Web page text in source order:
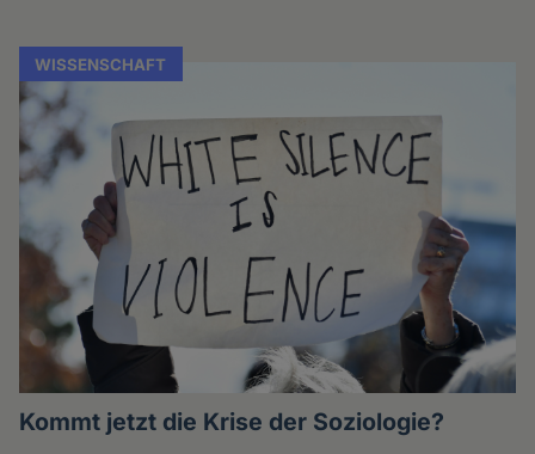
WISSENSCHAFT
Kommt jetzt die Krise der Soziologie?